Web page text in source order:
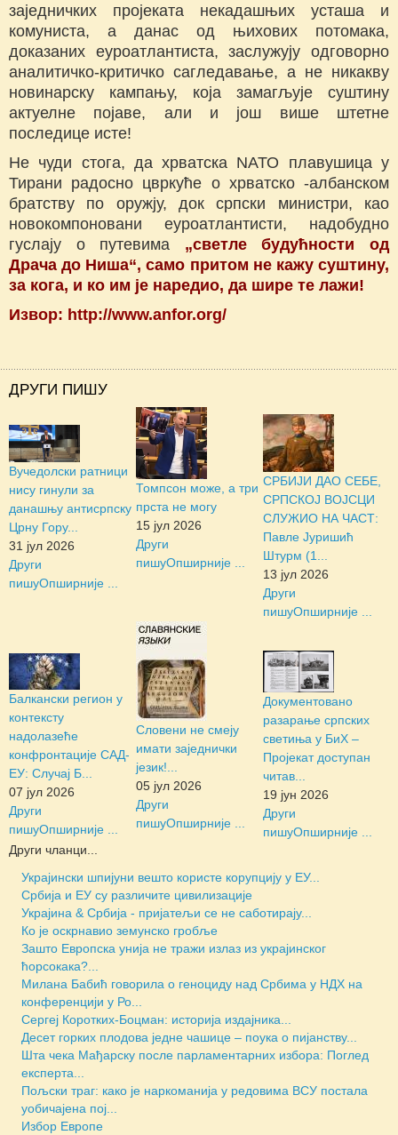
заједничких пројеката некадашњих усташа и
комуниста, а данас од њихових потомака,
доказаних еуроатлантиста, заслужују одговорно
аналитичко-критичко сагледавање, а не никакву
новинарску кампању, која замагљује суштину
актуелне појаве, али и још више штетне
последице исте!
Не чуди стога, да хрватска NАТО плавушица у
Тирани радосно цвркуће о хрватско -албанском
братству по оружју, док српски министри, као
новокомпоновани еуроатлантисти, надобудно
гуслају о путевима „светле будућности од
Драча до Ниша“, само притом не кажу суштину,
за кога, и ко им је наредио, да шире те лажи!
Извор: http://www.anfor.org/
ДРУГИ ПИШУ
Вучедолски ратници
нису гинули за
данашњу антисрпску
Црну Гору...
31 јул 2026
Други
пишуОпширније ...
Томпсон може, а три
прста не могу
15 јул 2026
Други
пишуОпширније ...
СРБИЈИ ДАО СЕБЕ,
СРПСКОЈ ВОЈСЦИ
СЛУЖИО НА ЧАСТ:
Павле Јуришић
Штурм (1...
13 јул 2026
Други
пишуОпширније ...
Балкански регион у
контексту
надолазеће
конфронтације САД-
ЕУ: Случај Б...
07 јул 2026
Други
пишуОпширније ...
Словени не смеју
имати заједнички
језик!...
05 јул 2026
Други
пишуОпширније ...
Документовано
разарање српских
светиња у БиХ –
Пројекат доступан
читав...
19 јун 2026
Други
пишуОпширније ...
Други чланци...
Украјински шпијуни вешто користе корупцију у ЕУ...
Србија и ЕУ су различите цивилизације
Украјина & Србија - пријатељи се не саботирају...
Ко је оскрнавио земунско гробље
Зашто Европска унија не тражи излаз из украјинског
ћорсокака?...
Милана Бабић говорила о геноциду над Србима у НДХ на
конференцији у Ро...
Сергеј Коротких-Боцман: историја издајника...
Десет горких плодова једне чашице – поука о пијанству...
Шта чека Мађарску после парламентарних избора: Поглед
експерта...
Пољски траг: како је наркоманија у редовима ВСУ постала
уобичајена пој...
Избор Европе